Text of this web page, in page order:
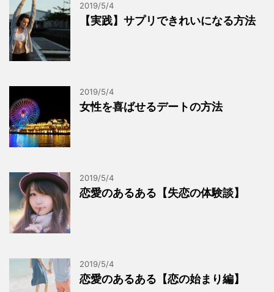
2019/5/4
【実践】サプリできれいになる方法
2019/5/4
女性を喜ばせるデートの方法
2019/5/4
恋愛のあるある【失恋の体験談】
2019/5/4
恋愛のあるある【恋の始まり編】